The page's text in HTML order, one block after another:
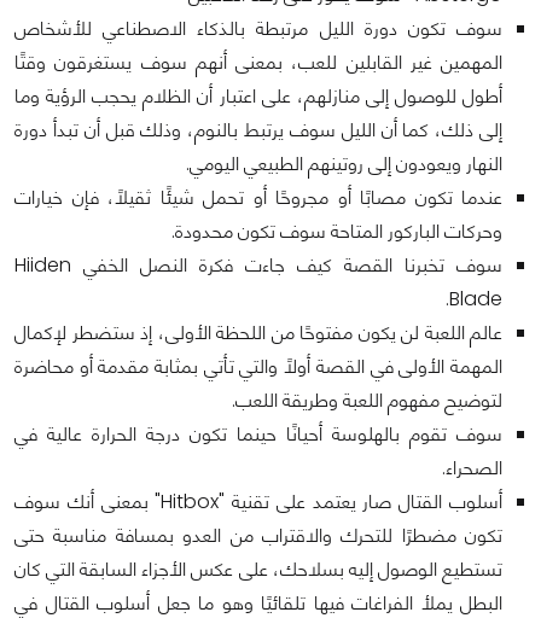
سوف تكون دورة الليل مرتبطة بالذكاء الاصطناعي للأشخاص
المهمين غير القابلين للعب، بمعنى أنهم سوف يستغرقون وقتًا
أطول للوصول إلى منازلهم، على اعتبار أن الظلام يحجب الرؤية وما
إلى ذلك، كما أن الليل سوف يرتبط بالنوم، وذلك قبل أن تبدأ دورة
النهار ويعودون إلى روتينهم الطبيعي اليومي.
عندما تكون مصابًا أو مجروحًا أو تحمل شيئًا ثقيلًا، فإن خيارات
وحركات الباركور المتاحة سوف تكون محدودة.
سوف تخبرنا القصة كيف جاءت فكرة النصل الخفي Hiiden
Blade.
عالم اللعبة لن يكون مفتوحًا من اللحظة الأولى، إذ ستضطر لإكمال
المهمة الأولى في القصة أولًا والتي تأتي بمثابة مقدمة أو محاضرة
لتوضيح مفهوم اللعبة وطريقة اللعب.
سوف تقوم بالهلوسة أحيانًا حينما تكون درجة الحرارة عالية في
الصحراء.
أسلوب القتال صار يعتمد على تقنية "Hitbox" بمعنى أنك سوف
تكون مضطرًا للتحرك والاقتراب من العدو بمسافة مناسبة حتى
تستطيع الوصول إليه بسلاحك، على عكس الأجزاء السابقة التي كان
البطل يملأ الفراغات فيها تلقائيًا وهو ما جعل أسلوب القتال في